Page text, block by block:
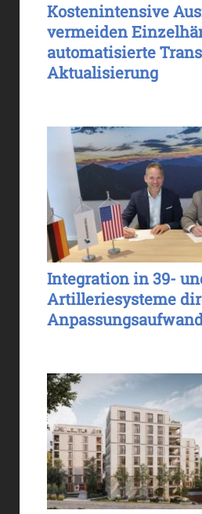
Kostenintensive
vermeiden
automatisierte
Aktualisierung
Integration in 39-
Artilleriesysteme